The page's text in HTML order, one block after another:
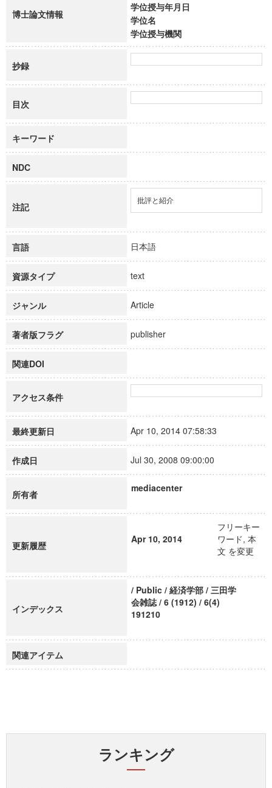
博士論文情報
学位授与年月日
学位名
学位授与機関
抄録
目次
キーワード
NDC
注記
批評と紹介
言語 日本語
資源タイプ text
ジャンル Article
著者版フラグ publisher
関連DOI
アクセス条件
最終更新日 Apr 10, 2014 07:58:33
作成日 Jul 30, 2008 09:00:00
所有者
mediacenter
更新履歴
Apr 10, 2014
フリーキー
ワード, 本
文 を変更
インデックス
/ Public / 経済学部 / 三田学
会雑誌 / 6 (1912) / 6(4)
191210
関連アイテム
ランキング